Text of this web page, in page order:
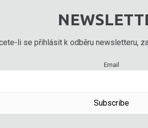
li se přihlásit k odběru newsletteru,
Email
Subscribe